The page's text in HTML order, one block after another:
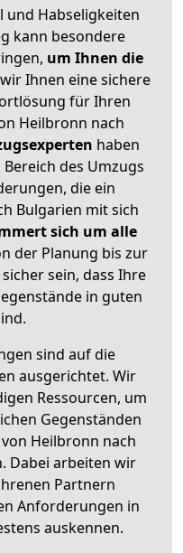
und Habseligkeiten
kann besondere
um Ihnen die
Ihnen eine sichere
für Ihren
Heilbronn nach
haben
Bereich des Umzugs
die ein
Bulgarien mit sich
sich um alle
der Planung bis zur
sein, dass Ihre
in guten
sind auf die
ausgerichtet. Wir
Ressourcen, um
Gegenständen
Heilbronn nach
Dabei arbeiten wir
Partnern
Anforderungen in
auskennen.